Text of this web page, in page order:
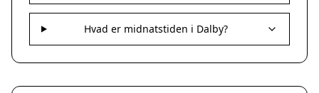
Hvad er midnatstiden i Dalby?